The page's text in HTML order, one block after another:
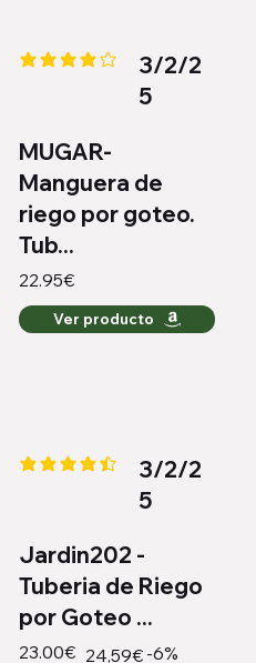
de 5
la calificación promedio es 4.2
3/2/2
5
MUGAR-
Manguera de
riego por goteo.
Tub...
22.95€
Ver producto
de 5
la calificación promedio es 4.4
3/2/2
5
Jardin202 -
Tuberia de Riego
por Goteo ...
23.00€ 24,59€ -6%